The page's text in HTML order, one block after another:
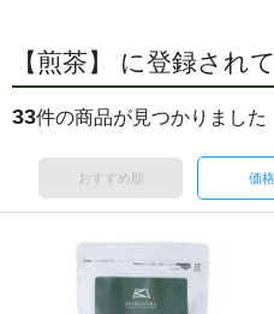
【煎茶】 に登録され
33件の商品が見つかりました
おすすめ順 価